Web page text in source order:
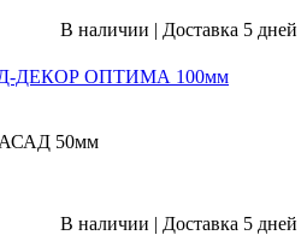
В наличии | Доставка 5 дней
ДЕКОР ОПТИМА 100мм
50мм
В наличии | Доставка 5 дней